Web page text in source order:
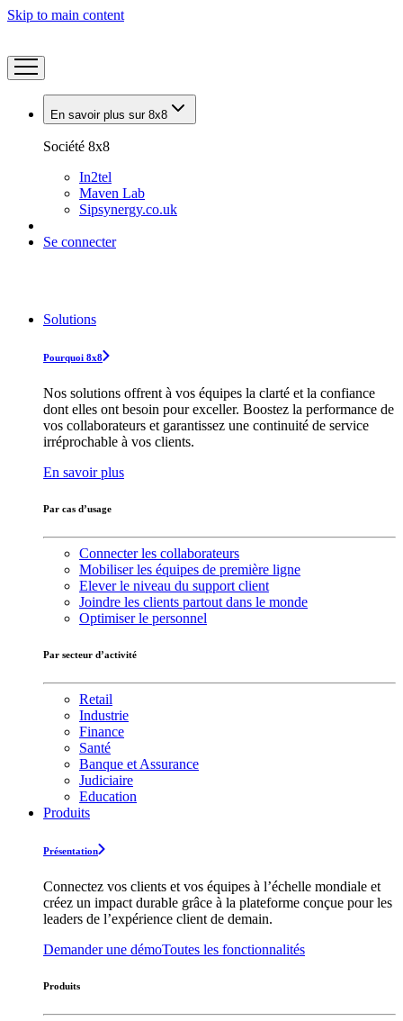
Skip to main content
En savoir plus sur 8x8
Société 8x8
In2tel
Maven Lab
Sipsynergy.co.uk
Se connecter
Solutions
Pourquoi 8x8
Nos solutions offrent à vos équipes la clarté et la confiance
dont elles ont besoin pour exceller. Boostez la performance de
vos collaborateurs et garantissez une continuité de service
irréprochable à vos clients.
En savoir plus
Par cas d’usage
Connecter les collaborateurs
Mobiliser les équipes de première ligne
Elever le niveau du support client
Joindre les clients partout dans le monde
Optimiser le personnel
Par secteur d’activité
Retail
Industrie
Finance
Santé
Banque et Assurance
Judiciaire
Education
Produits
Présentation
Connectez vos clients et vos équipes à l’échelle mondiale et
créez un impact durable grâce à la plateforme conçue pour les
leaders de l’expérience client de demain.
Demander une démoToutes les fonctionnalités
Produits